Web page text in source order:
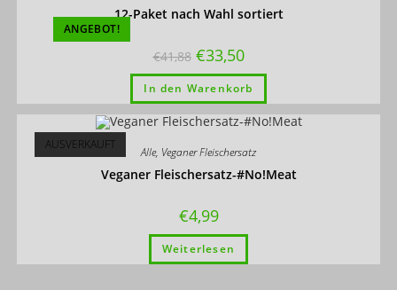
ANGEBOT!
12-Paket nach Wahl sortiert
€41,88 €33,50
In den Warenkorb
AUSVERKAUFT Alle, Veganer Fleischersatz
Veganer Fleischersatz-#No!Meat
€4,99
Weiterlesen